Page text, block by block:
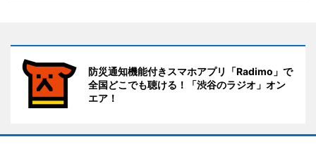
防災通知機能付きスマホアプリ「Radimo」で
全国どこでも聴ける！「渋谷のラジオ」オン
エア！